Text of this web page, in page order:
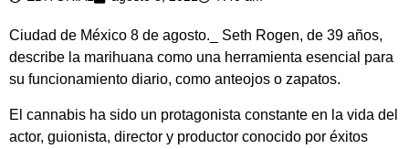
Ciudad de México 8 de agosto._ Seth Rogen, de 39 años,
describe la marihuana como una herramienta esencial para
su funcionamiento diario, como anteojos o zapatos.
El cannabis ha sido un protagonista constante en la vida del
actor, guionista, director y productor conocido por éxitos